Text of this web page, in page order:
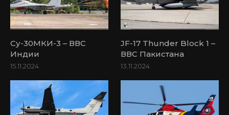
Су-30МКИ-3 – ВВС
Индии
15.11.2024
JF-17 Thunder Block 1 –
ВВС Пакистана
13.11.2024